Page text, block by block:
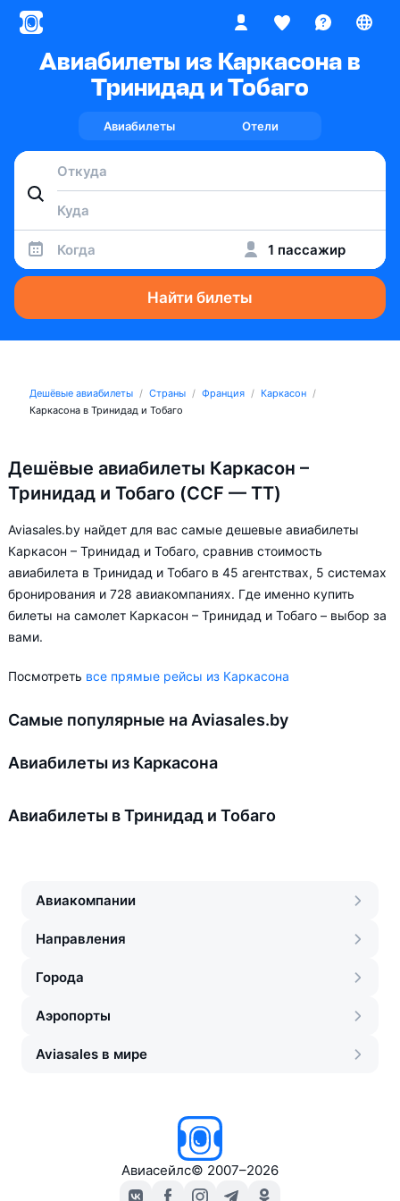
Авиабилеты из Каркасона в
Тринидад и Тобаго
Авиабилеты Отели
Когда 1 пассажир
Найти билеты
Дешёвые авиабилеты Страны Франция
Каркасон
Каркасона в Тринидад и Тобаго
Дешёвые авиабилеты Каркасон –
Тринидад и Тобаго (CCF — TT)
Aviasales.by найдет для вас самые дешевые авиабилеты
Каркасон – Тринидад и Тобаго, сравнив стоимость
авиабилета в Тринидад и Тобаго в 45 агентствах, 5 системах
бронирования и 728 авиакомпаниях. Где именно купить
билеты на самолет Каркасон – Тринидад и Тобаго – выбор за
вами.
Посмотреть все прямые рейсы из Каркасона
Самые популярные на Aviasales.by
Авиабилеты из Каркасона
Авиабилеты в Тринидад и Тобаго
Авиакомпании
Направления
Города
Аэропорты
Aviasales в мире
Авиасейлс© 2007–2026